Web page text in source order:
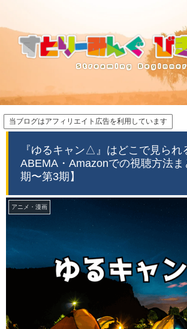
当ブログはアフィリエイト広告を利用しています
『ゆるキャン△』はどこで見られ
ABEMA・Amazonでの視聴方法
期〜第3期】
アニメ・漫画